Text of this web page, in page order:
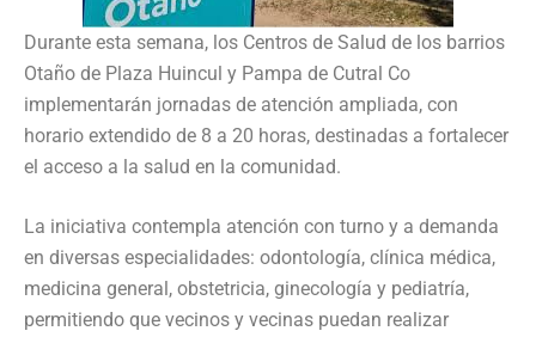
Durante esta semana, los Centros de Salud de los barrios
Otaño de Plaza Huincul y Pampa de Cutral Co
implementarán jornadas de atención ampliada, con
horario extendido de 8 a 20 horas, destinadas a fortalecer
el acceso a la salud en la comunidad.
La iniciativa contempla atención con turno y a demanda
en diversas especialidades: odontología, clínica médica,
medicina general, obstetricia, ginecología y pediatría,
permitiendo que vecinos y vecinas puedan realizar